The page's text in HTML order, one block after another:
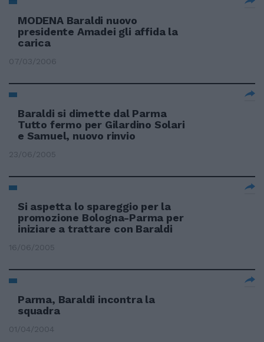
MODENA Baraldi nuovo
presidente Amadei gli affida la
carica
07/03/2006
Baraldi si dimette dal Parma
Tutto fermo per Gilardino Solari
e Samuel, nuovo rinvio
23/06/2005
Si aspetta lo spareggio per la
promozione Bologna-Parma per
iniziare a trattare con Baraldi
16/06/2005
Parma, Baraldi incontra la
squadra
01/04/2004